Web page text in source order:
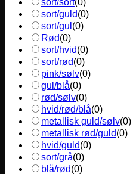
sort/guld(0)
sort/gul (0)
Rød(0)
sort/hvid(0)
sort/rød(0)
pink/sølv(0)
gul/blå(0)
rød/sølv(0)
hvid/rød/blå(0)
metallisk guld/sølv(0)
metallisk rød/guld(0)
hvid/guld(0)
sort/grå(0)
blå/rød(0)